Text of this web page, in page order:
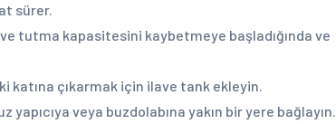
sürer.
ve tutma kapasitesini kaybetmeye başladığında ve
katına çıkarmak için ilave tank ekleyin.
yapıcıya veya buzdolabına yakın bir yere bağlayın.